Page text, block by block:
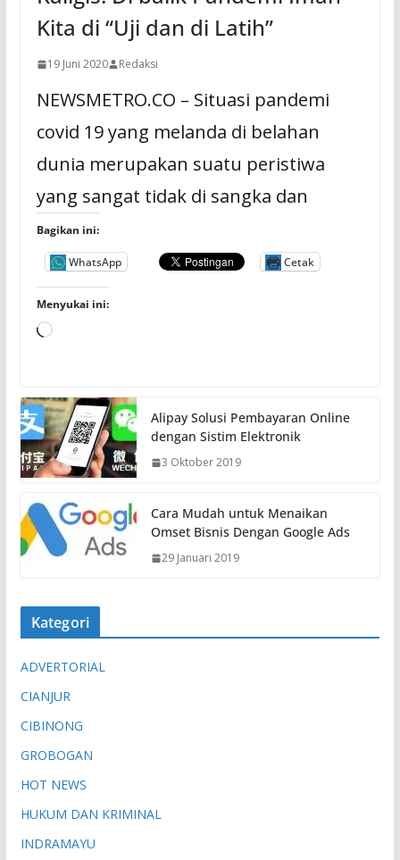
Kita di “Uji dan di Latih”
19 Juni 2020 Redaksi
NEWSMETRO.CO – Situasi pandemi
covid 19 yang melanda di belahan
dunia merupakan suatu peristiwa
yang sangat tidak di sangka dan
Bagikan ini:
WhatsApp Cetak
Menyukai ini:
M
u
a
t
.
Alipay Solusi Pembayaran Online
dengan Sistim Elektronik
3 Oktober 2019
Cara Mudah untuk Menaikan
Omset Bisnis Dengan Google Ads
29 Januari 2019
Kategori
ADVERTORIAL
CIANJUR
CIBINONG
GROBOGAN
HOT NEWS
HUKUM DAN KRIMINAL
INDRAMAYU